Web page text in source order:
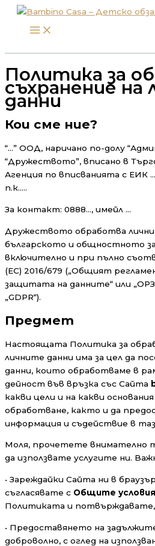
Skip
Политика за
съхранение на
данни
Кои сме ние?
“…” ООД, наричано по-долу
“Дружеството”, вписано в
Агенция по вписванията с ЕИК
п.к…..
За контакт: 0888…, имейл …
Дружеството обработва лични
българското и общностното
включително и при пълно
(ЕС) 2016/679 („Общият
защитата на данните“ или
„GDPR“).
Предмет
Настоящата Политика за
личните данни има за цел да
данни, които обработваме в
дейност във връзка със Сайта
какви цели и на какви
обработване, както и да
информация и съдействие в
Моля, прочетете внимателно
да използвате услугите ни.
• Зареждайки Сайта ни в
съгласявате с Общите условия
Политиката и потвърждавате,
• Предоставянето на
доброволно, с оглед на